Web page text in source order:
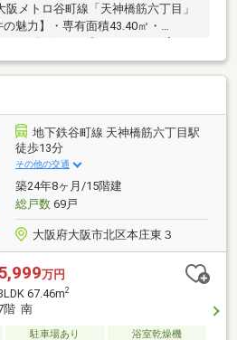
阪メトロ谷町線「天神橋筋六丁目」
魅力】・専有面積43.40㎡・
周辺環境】・スーパー、コンビニが
場企業グループの不動産部門・な
ずは資料から→オレンジの【資料請
ら！気軽に予約→赤の【見学予約す
電話で相談→フリーダイヤル：0120-
）
地下鉄谷町線 天神橋筋六丁目駅
徒歩13分
その他の交通
築24年8ヶ月/15階建
総戸数69戸
大阪府大阪市北区本庄東３
万円
67.46m2
階 南
駐車場あり 浴室乾燥機